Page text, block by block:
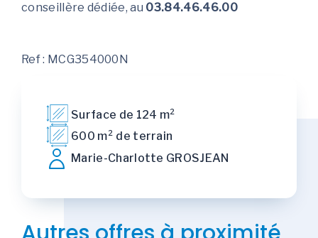
conseillère dédiée, au 03.84.46.46.00
Ref : MCG354000N
Surface de 124 m²
600 m² de terrain
Marie-Charlotte GROSJEAN